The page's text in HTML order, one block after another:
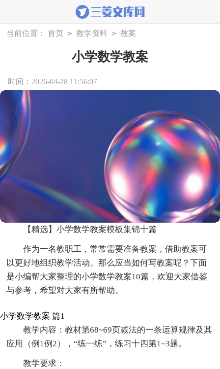
当前位置： 首页 > 教学资料 > 教案
小学数学教案
时间：2026-04-28 11:56:07
【精选】小学数学教案模板集锦十篇
作为一名教职工，常常需要准备教案，借助教案可
以更好地组织教学活动。那么应当如何写教案呢？下面
是小编帮大家整理的小学数学教案10篇，欢迎大家借鉴
与参考，希望对大家有所帮助。
小学数学教案 篇1
教学内容：教材第68~69页减法的一条运算规律及其
应用（例1例2），“练一练”，练习十四第1~3题。
教学要求：